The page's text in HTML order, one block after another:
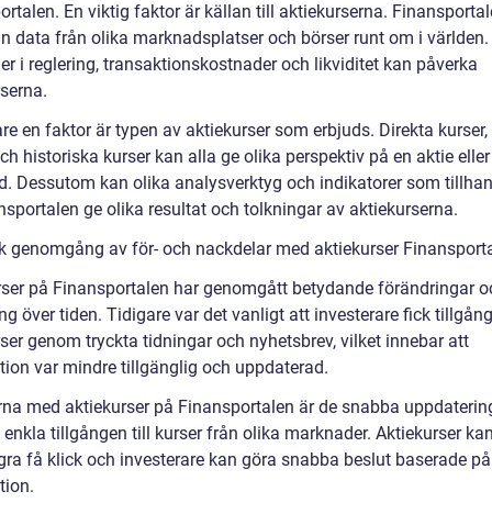
En viktig faktor är källan till aktiekurserna.
data från olika marknadsplatser och börser runt om i världen.
i reglering, transaktionskostnader och likviditet kan påverka
en faktor är typen av aktiekurser som erbjuds. Direkta
historiska kurser kan alla ge olika perspektiv på en aktie eller
Dessutom kan olika analysverktyg och indikatorer som
ge olika resultat och tolkningar av aktiekurserna.
genomgång av för- och nackdelar med aktiekurser
på Finansportalen har genomgått betydande förändringar
över tiden. Tidigare var det vanligt att investerare fick
genom tryckta tidningar och nyhetsbrev, vilket innebar att
var mindre tillgänglig och uppdaterad.
med aktiekurser på Finansportalen är de snabba
enkla tillgången till kurser från olika marknader. Aktiekurser
få klick och investerare kan göra snabba beslut baserade